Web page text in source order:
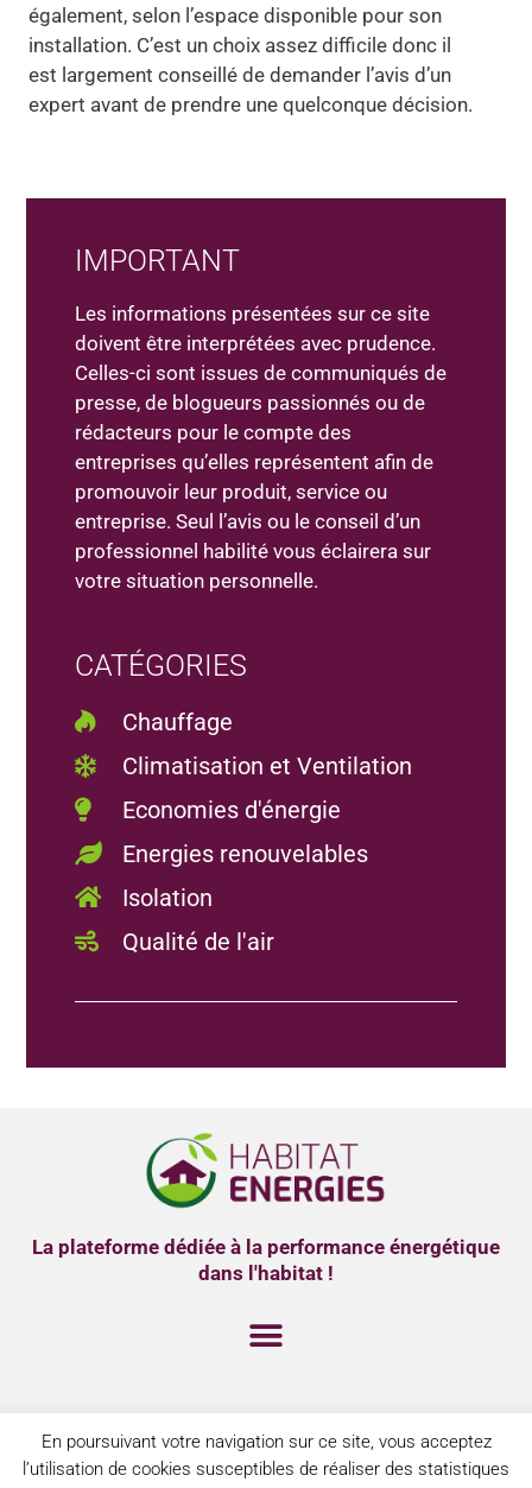
également, selon l’espace disponible pour son
installation. C’est un choix assez difficile donc il
est largement conseillé de demander l’avis d’un
expert avant de prendre une quelconque décision.
IMPORTANT
Les informations présentées sur ce site
doivent être interprétées avec prudence.
Celles-ci sont issues de communiqués de
presse, de blogueurs passionnés ou de
rédacteurs pour le compte des
entreprises qu’elles représentent afin de
promouvoir leur produit, service ou
entreprise. Seul l’avis ou le conseil d’un
professionnel habilité vous éclairera sur
votre situation personnelle.
CATÉGORIES
Chauffage
Climatisation et Ventilation
Economies d'énergie
Energies renouvelables
Isolation
Qualité de l'air
La plateforme dédiée à la performance énergétique
dans l'habitat !
MENTIONS LÉGALES
POLITIQUE DE CONFIDENTIALITÉ
En poursuivant votre navigation sur ce site, vous acceptez
l’utilisation de cookies susceptibles de réaliser des statistiques